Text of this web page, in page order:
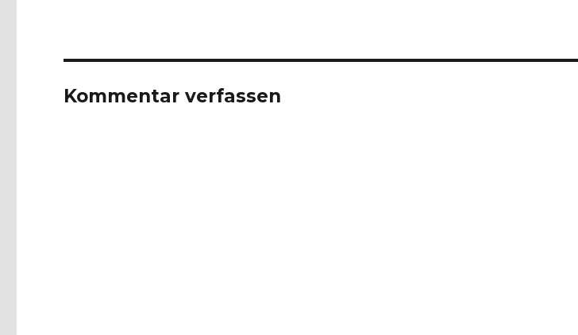
Kommentar verfassen